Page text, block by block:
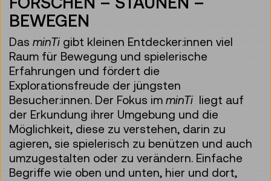
BEWEGEN
Das minTi gibt kleinen Entdecker:innen viel
Raum für Bewegung und spielerische
Erfahrungen und fördert die
Explorationsfreude der jüngsten
Besucher:innen. Der Fokus im minTi liegt auf
der Erkundung ihrer Umgebung und die
Möglichkeit, diese zu verstehen, darin zu
agieren, sie spielerisch zu benützen und auch
umzugestalten oder zu verändern. Einfache
Begriffe wie oben und unten, hier und dort,